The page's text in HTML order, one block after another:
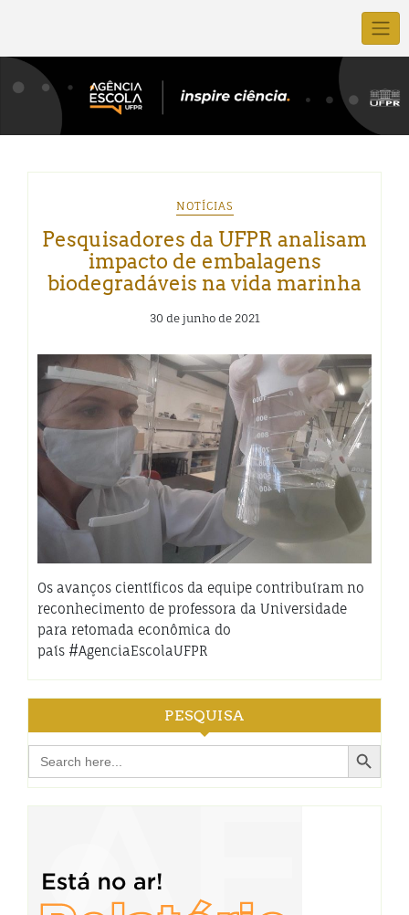
NOTÍCIAS
Pesquisadores da UFPR analisam
impacto de embalagens
biodegradáveis na vida marinha
30 de junho de 2021
Os avanços científicos da equipe contribuíram no
reconhecimento de professora da Universidade
para retomada econômica do
país #AgenciaEscolaUFPR
PESQUISA
Search
for:
Search Button